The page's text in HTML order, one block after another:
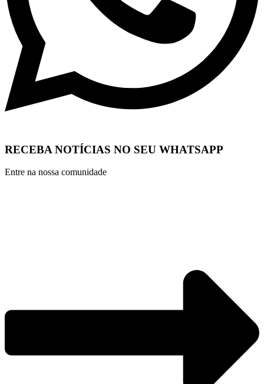
RECEBA NOTÍCIAS NO SEU WHATSAPP
Entre na nossa comunidade